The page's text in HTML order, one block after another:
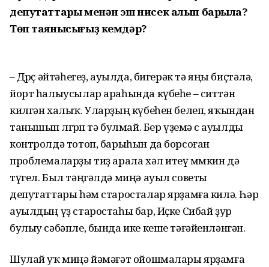
депутаттары менән эш нисек алып бары­ла?
Төп таянысығыҙ кемдәр?
– Дөрөҫ әйтәһегеҙ, ауылда, би­ге­рәк тә яңы биҫтәлә,
йорт һалыу­сылар араһында күбеһе – ситтән
килгән халыҡ. Уларҙың күбеһен бе­леп, яҡындан
танышып өлгөрөп тә булмай. Бер үҙемә өс ауылды
контролдә тотоп, барыһын да бор­соған
проблемаларҙы тиҙ арала хәл итеү мөмкин дә
түгел. Был тәң­гәлдә миңә ауыл советы
депутаттары һәм старосталар ярҙам­ға килә. Һәр
ауылдың үҙ старос­таһы бар, Иҫке Сибай ҙур
булыу сәбәпле, бында ике кеше тәғәйенләнгән.
Шулай уҡ миңә йәмәғәт ойош­ма­лары ярҙамға